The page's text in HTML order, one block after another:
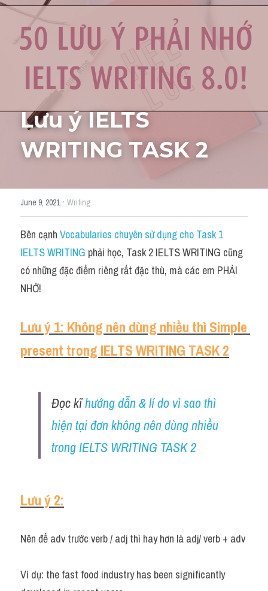
Cách diễn đạt
IELTS Videos - Ebook
Điểm báo
Khác
Từ vựng theo topic
Từ vựng theo Topic
Vocabulary - Grammar
Grammar
Cách paraphrase
Part 2
Verb
Report đề thi thật IELTS GENERAL
Adv
Cách dùng từ
HỌC THỬ →
Lưu ý IELTS
WRITING TASK 2
June 9, 2021· Writing
Bên cạnh Vocabularies chuyên sử dụng cho Task 1
IELTS WRITING phải học, Task 2 IELTS WRITING cũng
có những đặc điểm riêng rất đặc thù, mà các em PHẢI
NHỚ!
Lưu ý 1: Không nên dùng nhiều thì Simple
present trong IELTS WRITING TASK 2
Đọc kĩ hướng dẫn & lí do vì sao thì
hiện tại đơn không nên dùng nhiều
trong IELTS WRITING TASK 2
Lưu ý 2:
Nên để adv trước verb / adj thì hay hơn là adj/ verb + adv
Ví dụ: the fast food industry has been significantly